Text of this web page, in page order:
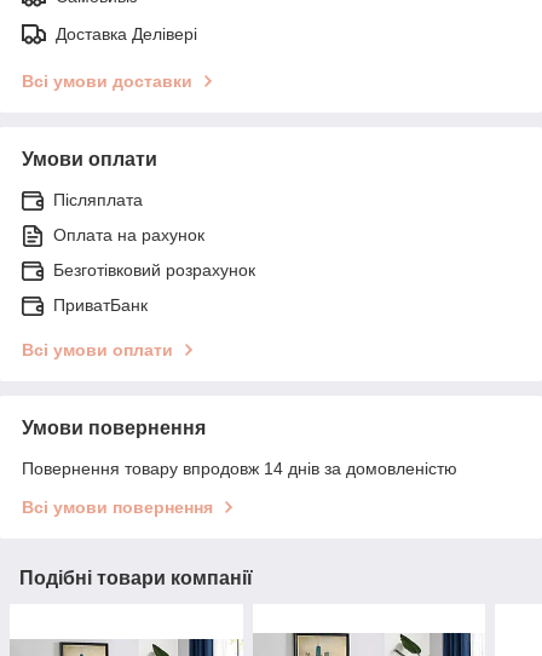
Доставка Делівері
Всі умови доставки
Умови оплати
Післяплата
Оплата на рахунок
Безготівковий розрахунок
ПриватБанк
Всі умови оплати
Умови повернення
Повернення товару впродовж 14 днів за домовленістю
Всі умови повернення
Подібні товари компанії